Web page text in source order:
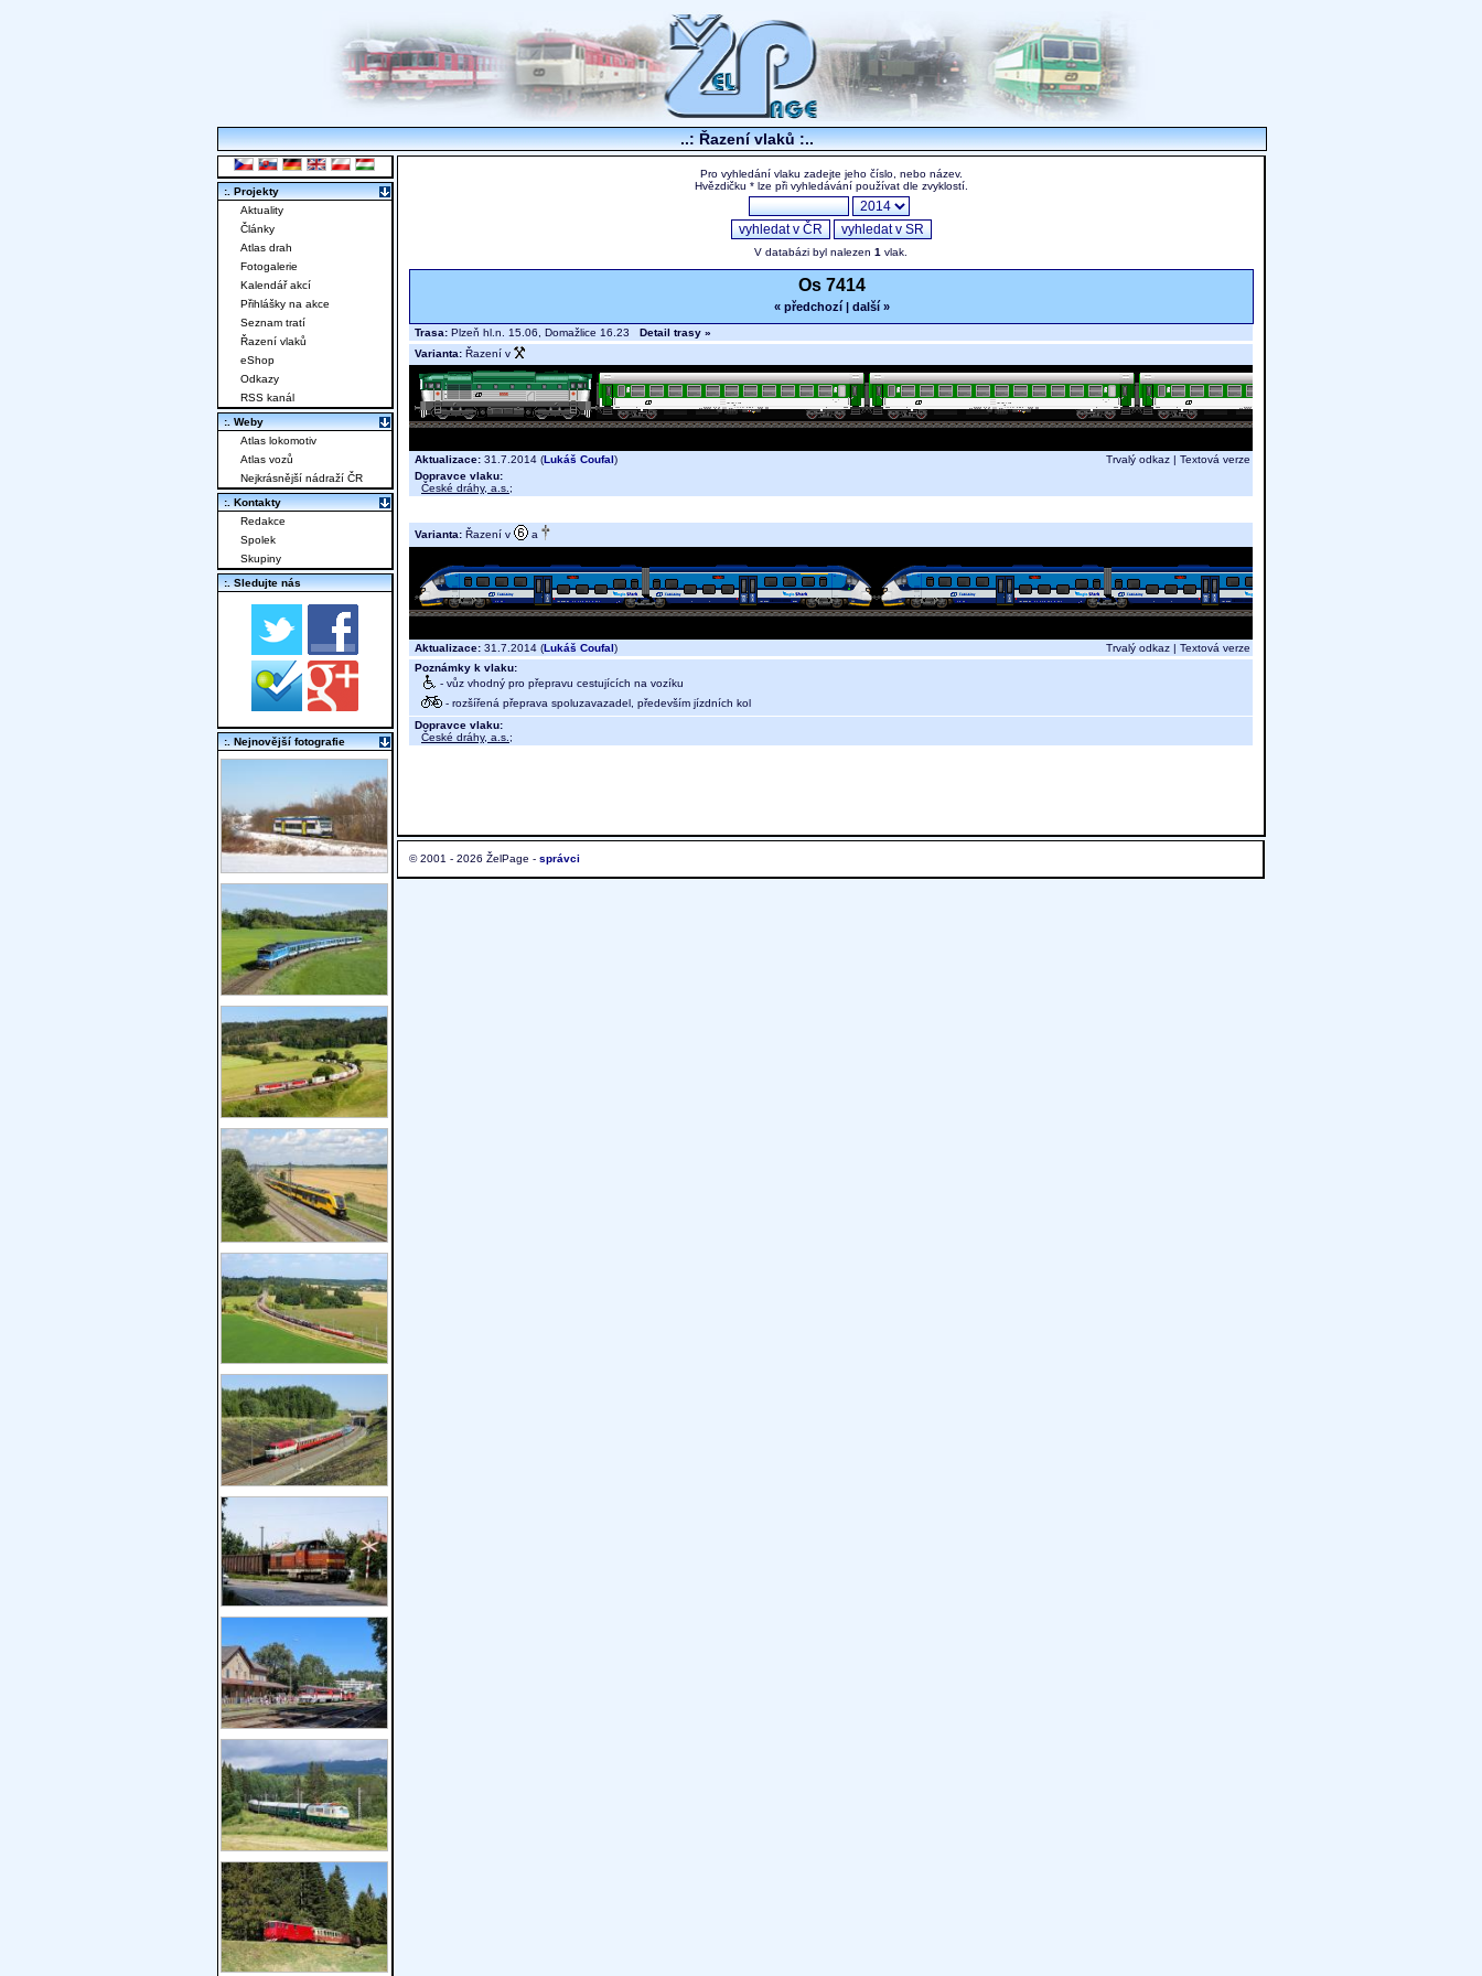
..: Řazení vlaků :..
Pro vyhledání vlaku zadejte jeho číslo, nebo název.
Hvězdičku * lze při vyhledávání používat dle zvyklostí.
V databázi byl nalezen 1 vlak.
Os 7414
« předchozí| další »
Trasa: Plzeň hl.n. 15.06, Domažlice 16.23 Detail trasy »
Varianta: Řazení v
Aktualizace: 31.7.2014 (Lukáš Coufal) Trvalý odkaz | Textová verze
Dopravce vlaku:
České dráhy, a.s. ;
Varianta: Řazení v a
Aktualizace: 31.7.2014 (Lukáš Coufal) Trvalý odkaz | Textová verze
Poznámky k vlaku:
- vůz vhodný pro přepravu cestujících na vozíku
- rozšířená přeprava spoluzavazadel, především jízdních kol
Dopravce vlaku:
České dráhy, a.s. ;
© 2001 - 2026 ŽelPage - správci
:. Projekty
Aktuality
Články
Atlas drah
Fotogalerie
Kalendář akcí
Přihlášky na akce
Seznam tratí
Řazení vlaků
eShop
Odkazy
RSS kanál
:. Weby
Atlas lokomotiv
Atlas vozů
Nejkrásnější nádraží ČR
:. Kontakty
Redakce
Spolek
Skupiny
:. Sledujte nás
:. Nejnovější fotografie